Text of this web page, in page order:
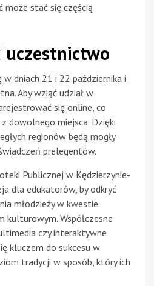
może stać się częścią
uczestnictwo
dniach 21 i 22 października i
Aby wziąć udział w
się online, co
dowolnego miejsca. Dzięki
regionów będą mogły
prelegentów.
Publicznej w Kędzierzynie-
dla edukatorów, by odkryć
młodzieży w kwestie
kulturowym. Współczesne
czy interaktywne
kluczem do sukcesu w
tradycji w sposób, który ich